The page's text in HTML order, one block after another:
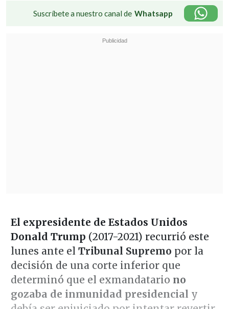
Suscríbete a nuestro canal de Whatsapp
El expresidente de Estados Unidos
Donald Trump (2017-2021) recurrió este
lunes ante el Tribunal Supremo por la
decisión de una corte inferior que
determinó que el exmandatario no
gozaba de inmunidad presidencial y